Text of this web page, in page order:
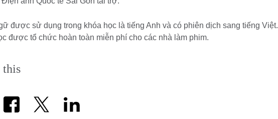
được sử dụng trong khóa học là tiếng Anh và có phiên dịch sang tiếng Việt.
được tổ chức hoàn toàn miễn phí cho các nhà làm phim.
this